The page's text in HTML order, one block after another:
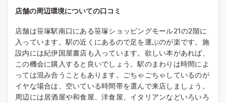
店舗の周辺環境についての口コミ
店舗は笹塚駅南口にある笹塚ショッピングモール21の2階に
入っています。駅の近くにあるので足を運ぶのが楽です。施
設内には紀伊国屋書店も入っています。欲しい本があれば、
この機会に購入すると良いでしょう。駅のまわりは時間によ
っては混み合うこともあります。ごちゃごちゃしているのが
イヤな場合は、空いている時間帯を選んで来店しましょう。
周辺には居酒屋や和食屋、洋食屋、イタリアンなどいろいろ